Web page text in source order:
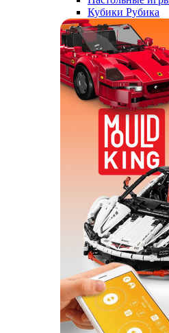
Кубики Рубика